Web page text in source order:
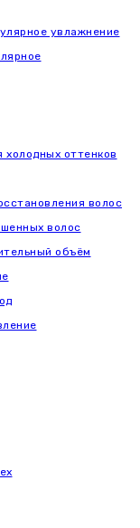
увлажнение
оттенков
волос
волос
объём